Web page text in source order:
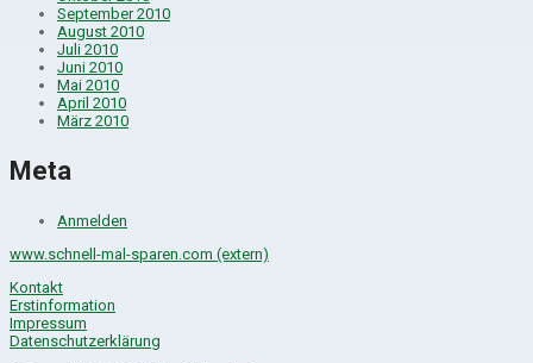
September 2010
August 2010
Juli 2010
Juni 2010
Mai 2010
April 2010
März 2010
Meta
Anmelden
www.schnell-mal-sparen.com (extern)
Kontakt
Erstinformation
Impressum
Datenschutzerklärung